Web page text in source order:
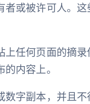
或被许可人。
任何页面的摘
内容上。
字副本，并且不